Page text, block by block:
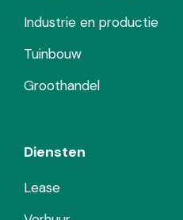
Industrie en productie
Tuinbouw
Groothandel
Diensten
Lease